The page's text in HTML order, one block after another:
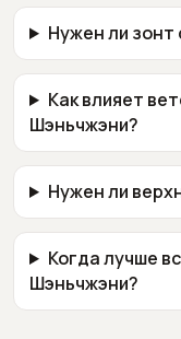
Нужен ли зонт
Как влияет
Шэньчжэни?
Нужен ли
Когда лучше
Шэньчжэни?